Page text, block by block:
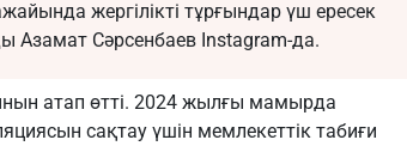
жергілікті тұрғындар үш ересек
Азамат Сәрсенбаев Instagram-да.
атап өтті. 2024 жылғы мамырда
сақтау үшін мемлекеттік табиғи